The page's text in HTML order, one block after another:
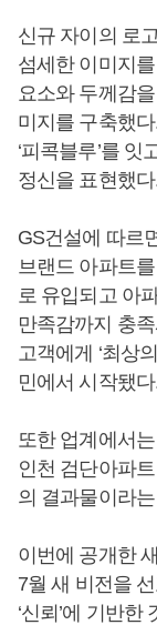
신규 자이의 로
섬세한 이미지
요소와 두께감
미지를 구축했
‘피콕블루’를
정신을 표현했
GS건설에 따르
브랜드 아파트
로 유입되고 아
만족감까지 충
고객에게 ‘최상
민에서 시작됐
또한 업계에서
인천 검단아파
의 결과물이라
이번에 공개한
7월 새 비전을
‘신뢰’에 기반